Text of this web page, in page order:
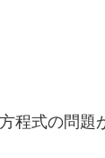
程式の問題